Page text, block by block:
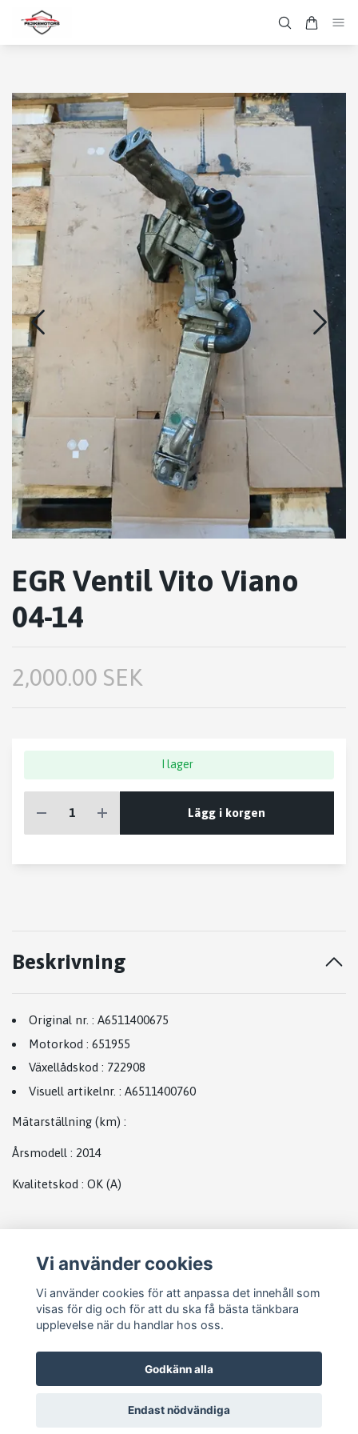
EGR Ventil Vito Viano
04-14
2,000.00 SEK
I lager
Lägg i korgen
Beskrivning
Original nr. : A6511400675
Motorkod : 651955
Växellådskod : 722908
Visuell artikelnr. : A6511400760
Mätarställning (km) :
Årsmodell : 2014
Kvalitetskod : OK (A)
Vi använder cookies
Vi använder cookies för att anpassa det innehåll som
visas för dig och för att du ska få bästa tänkbara
upplevelse när du handlar hos oss.
Godkänn alla
Endast nödvändiga